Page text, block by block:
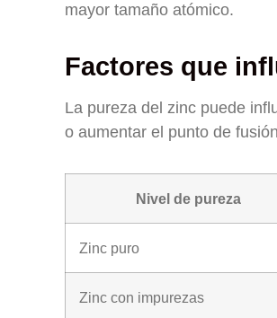
mayor tamaño atómico.
Factores que
La pureza del zinc puede
o aumentar el punto de
Nivel de pureza
Zinc puro
Zinc con impurezas